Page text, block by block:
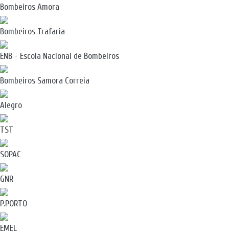
Bombeiros Amora
Bombeiros Trafaria
ENB - Escola Nacional de Bombeiros
Bombeiros Samora Correia
Alegro
TST
SOPAC
GNR
P.PORTO
EMEL